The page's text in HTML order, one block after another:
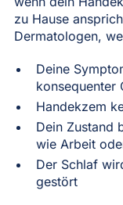
zu Hause
Dermatologen,
Deine
konsequenter
Handekzem
Dein Zustand
wie Arbeit
Der Schlaf
gestört